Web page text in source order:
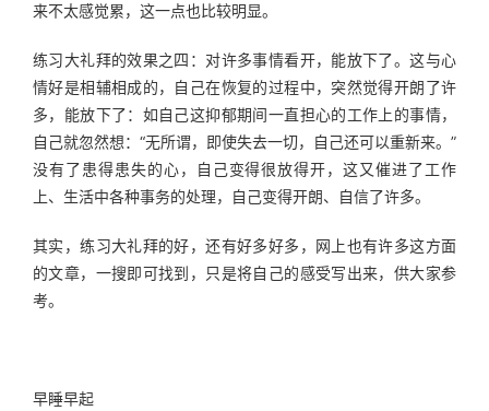
来不太感觉累，这一点也比较明显。
练习大礼拜的效果之四：对许多事情看开，能放下了。这与心
情好是相辅相成的，自己在恢复的过程中，突然觉得开朗了许
多，能放下了：如自己这抑郁期间一直担心的工作上的事情，
自己就忽然想：“无所谓，即使失去一切，自己还可以重新来。”
没有了患得患失的心，自己变得很放得开，这又催进了工作
上、生活中各种事务的处理，自己变得开朗、自信了许多。
其实，练习大礼拜的好，还有好多好多，网上也有许多这方面
的文章，一搜即可找到，只是将自己的感受写出来，供大家参
考。
早睡早起